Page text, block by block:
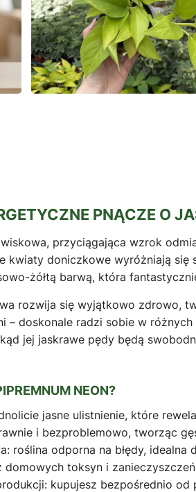
PNĄCZE O
przyciągająca wzrok
kwiaty doniczkowe wyróżniają
żółtą barwą, która
rozwija się wyjątkowo zdrowo,
– doskonale radzi sobie w
jej jaskrawe pędy będą
NEON?
jasne ulistnienie, które
i bezproblemowo, tworząc
roślina odporna na błędy,
toksyn i
kupujesz bezpośrednio